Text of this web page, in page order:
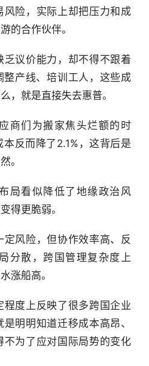
风险，实际上却把压力和成
的合作伙伴。
议价能力，却不得不跟着
产线、培训工人，这些成
，就是直接失去惠普。
商们为搬家焦头烂额的时
反而降了2.1%，这背后是
。
局看似降低了地缘政治风
得更脆弱。
风险，但协作效率高、反
分散，跨国管理复杂度上
涨船高。
程度上反映了很多跨国企业
明明知道迁移成本高昂、
为了应对国际局势的变化